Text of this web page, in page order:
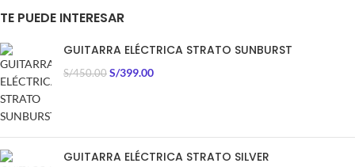
TE PUEDE INTERESAR
GUITARRA ELÉCTRICA STRATO SUNBURST
S/450.00 S/399.00
GUITARRA ELÉCTRICA STRATO SILVER